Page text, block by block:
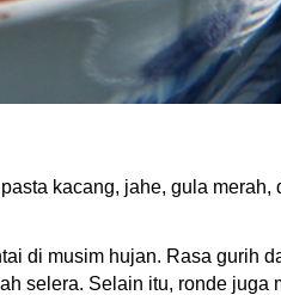
kacang, jahe, gula merah,
di musim hujan. Rasa gurih
selera. Selain itu, ronde juga